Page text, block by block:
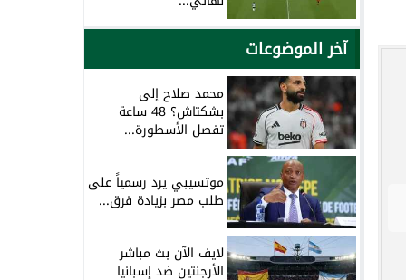
آخر الموضوعات
محمد صلاح إلى
بشكتاش؟ 48 ساعة
تفصل الأسطورة...
موتسيبي يرد رسمياً على
طلب مصر بزيادة فرق...
لايف الآن بث مباشر
الأرجنتين ضد إسبانيا